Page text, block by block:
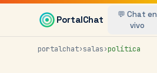
Saltar al contenido principal
PortalChat
💬 Chat en
vivo
portalchat›salas›política